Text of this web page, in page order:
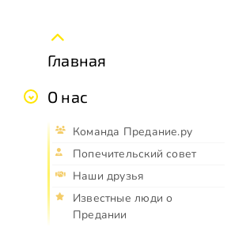
Главная
О нас
Команда Предание.ру
Попечительский совет
Наши друзья
Известные люди о
Предании